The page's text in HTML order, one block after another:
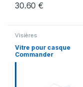
30.60€
Visières
Vitre pour casque
Commander